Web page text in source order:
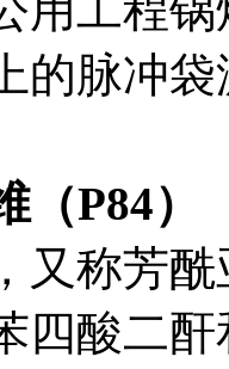
的脉冲
P84）
又称芳
四酸二